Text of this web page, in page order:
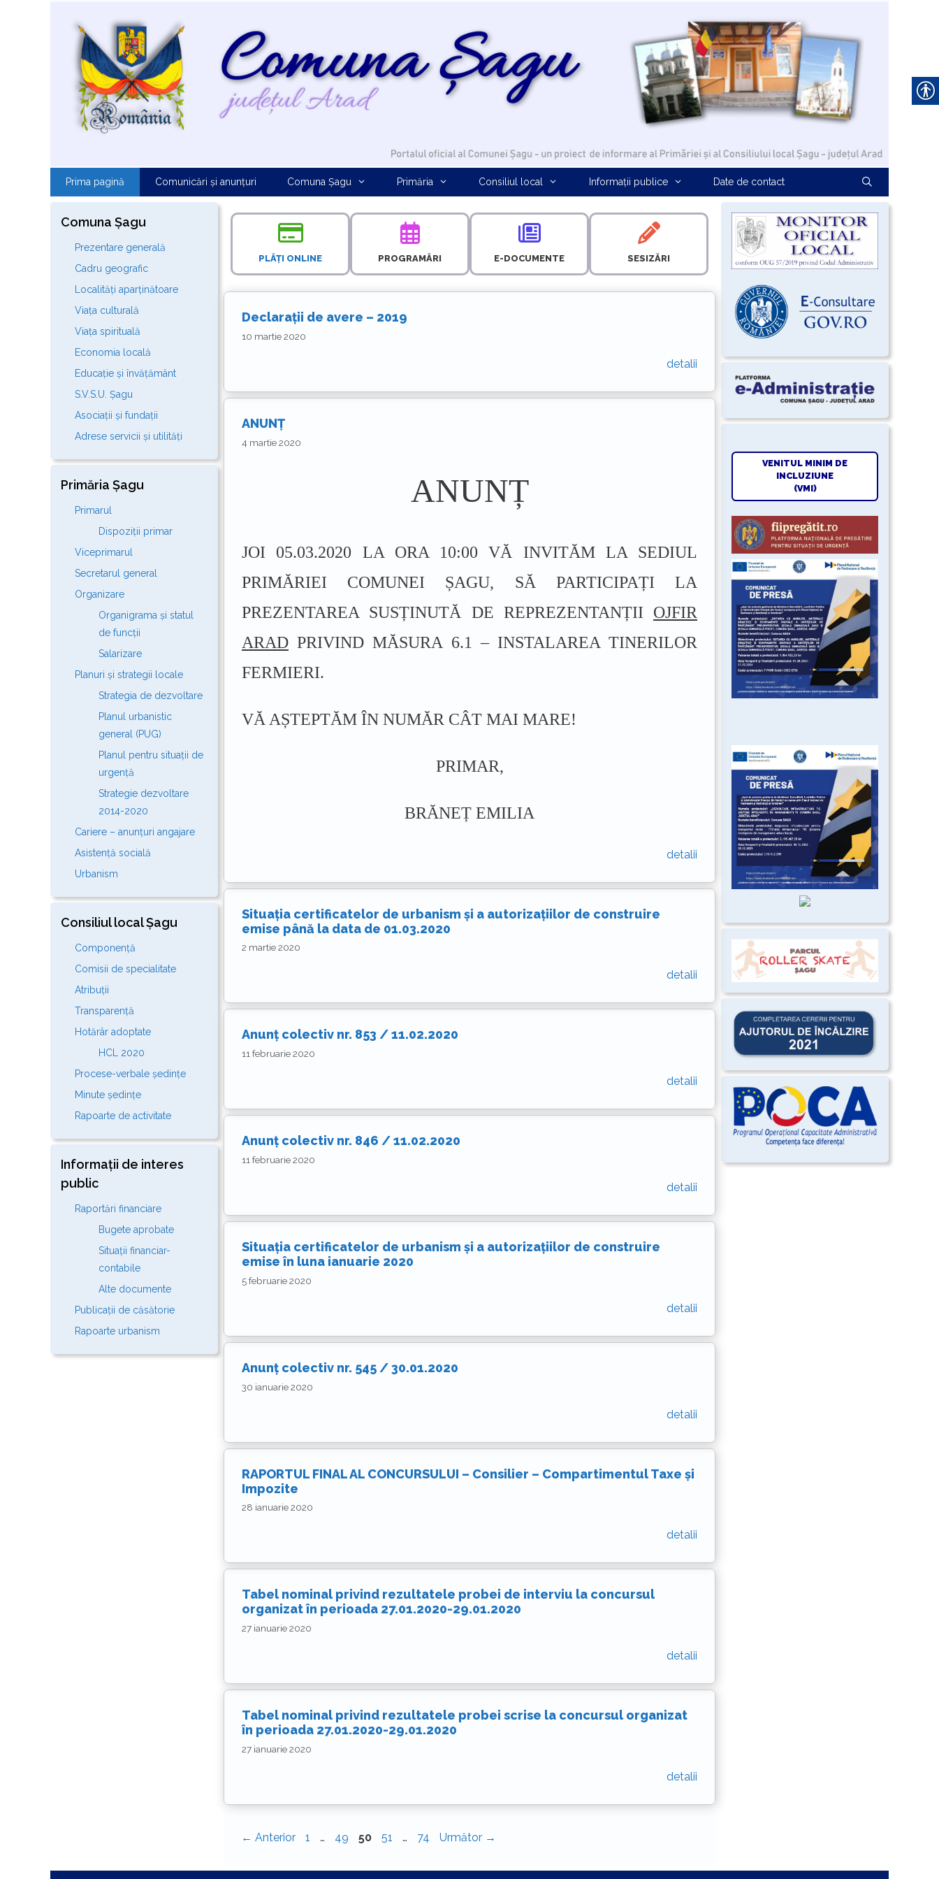
Prima pagină Comunicări și anunțuri Comuna Șagu Primăria Consiliul local Informații publice Date de contact
PLĂȚI ONLINE PROGRAMĂRI E-DOCUMENTE SESIZĂRI
Declarații de avere – 2019
10 martie 2020
detalii
ANUNȚ
4 martie 2020
ANUNȚ
JOI 05.03.2020 LA ORA 10:00 VĂ INVITĂM LA SEDIUL
PRIMĂRIEI COMUNEI ȘAGU, SĂ PARTICIPAȚI LA
PREZENTAREA SUSȚINUTĂ DE REPREZENTANȚII OJFIR
ARAD PRIVIND MĂSURA 6.1 – INSTALAREA TINERILOR
FERMIERI.
VĂ AȘTEPTĂM ÎN NUMĂR CÂT MAI MARE!
PRIMAR,
BRĂNEȚ EMILIA
detalii
Situația certificatelor de urbanism și a autorizațiilor de construire
emise până la data de 01.03.2020
2 martie 2020
detalii
Anunț colectiv nr. 853 / 11.02.2020
11 februarie 2020
detalii
Anunț colectiv nr. 846 / 11.02.2020
11 februarie 2020
detalii
Situația certificatelor de urbanism și a autorizațiilor de construire
emise în luna ianuarie 2020
5 februarie 2020
detalii
Anunț colectiv nr. 545 / 30.01.2020
30 ianuarie 2020
detalii
RAPORTUL FINAL AL CONCURSULUI – Consilier – Compartimentul Taxe și
Impozite
28 ianuarie 2020
detalii
Tabel nominal privind rezultatele probei de interviu la concursul
organizat în perioada 27.01.2020-29.01.2020
27 ianuarie 2020
detalii
Tabel nominal privind rezultatele probei scrise la concursul organizat
în perioada 27.01.2020-29.01.2020
27 ianuarie 2020
detalii
← Anterior Pagina
1 … Pagina
49 Pagina
50 Pagina
51 … Pagina
74 Următor →
Comuna Șagu
Prezentare generală
Cadru geografic
Localități aparținătoare
Viața culturală
Viața spirituală
Economia locală
Educație și învățământ
S.V.S.U. Șagu
Asociații și fundații
Adrese servicii și utilități
Primăria Șagu
Primarul
Dispoziții primar
Viceprimarul
Secretarul general
Organizare
Organigrama și statul
de funcții
Salarizare
Planuri și strategii locale
Strategia de dezvoltare
Planul urbanistic
general (PUG)
Planul pentru situații de
urgență
Strategie dezvoltare
2014-2020
Cariere – anunțuri angajare
Asistență socială
Urbanism
Consiliul local Șagu
Componență
Comisii de specialitate
Atribuții
Transparență
Hotărâr adoptate
HCL 2020
Procese-verbale ședințe
Minute ședințe
Rapoarte de activitate
Informații de interes
public
Raportări financiare
Bugete aprobate
Situații financiar-
contabile
Alte documente
Publicații de căsătorie
Rapoarte urbanism
VENITUL MINIM DE
INCLUZIUNE
(VMI)